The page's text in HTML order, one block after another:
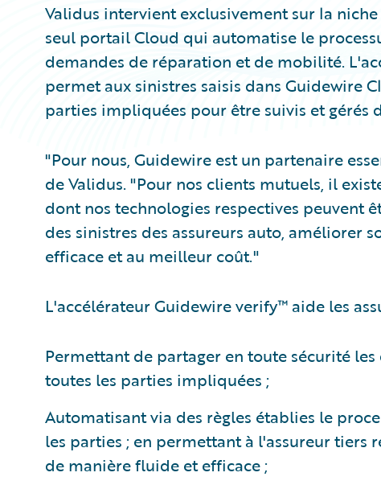
Validus intervient exclusivement sur la
seul portail Cloud qui automatise le
demandes de réparation et de mobilité.
permet aux sinistres saisis dans Guidewire
parties impliquées pour être suivis et gérés
"Pour nous, Guidewire est un partenaire
de Validus. "Pour nos clients mutuels, il
dont nos technologies respectives peuvent
des sinistres des assureurs auto, améliorer
efficace et au meilleur coût."
L'accélérateur Guidewire verify™ aide les
Permettant de partager en toute sécurité
toutes les parties impliquées ;
Automatisant via des règles établies le
les parties ; en permettant à l'assureur tiers
de manière fluide et efficace ;